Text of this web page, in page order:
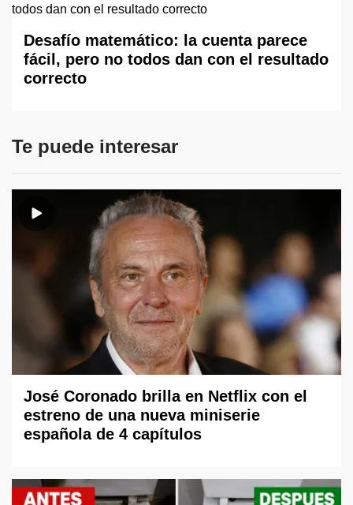
Desafío matemático: la cuenta parece
fácil, pero no todos dan con el resultado
correcto
Te puede interesar
José Coronado brilla en Netflix con el
estreno de una nueva miniserie
española de 4 capítulos